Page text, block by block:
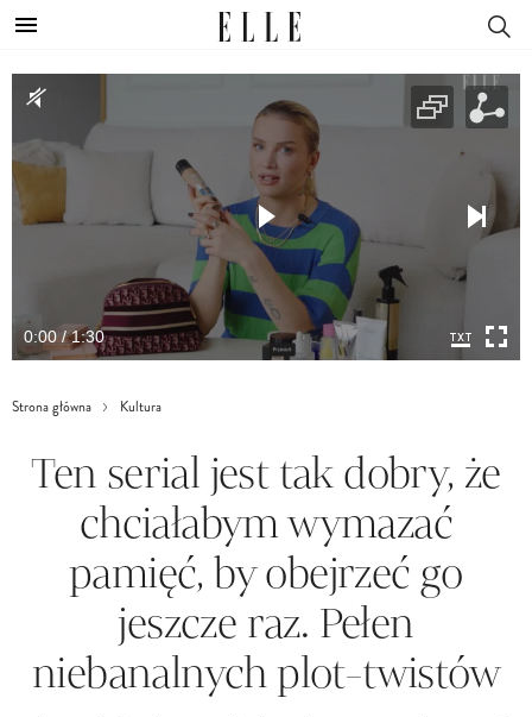
0:00 / 1:30
Strona główna Kultura
Ten serial jest tak dobry, że
chciałabym wymazać
pamięć, by obejrzeć go
jeszcze raz. Pełen
niebanalnych plot-twistów